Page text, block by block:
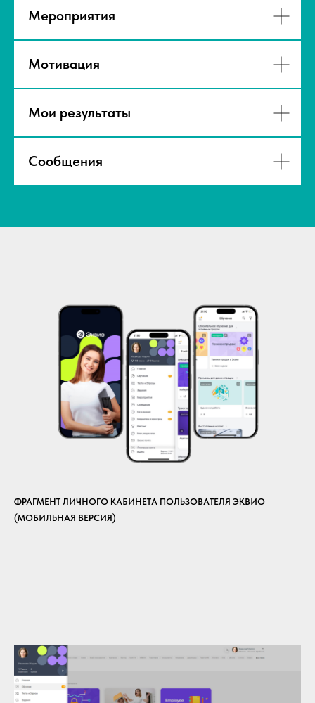
Мероприятия
Мотивация
Мои результаты
Сообщения
ФРАГМЕНТ ЛИЧНОГО КАБИНЕТА ПОЛЬЗОВАТЕЛЯ ЭКВИО
(МОБИЛЬНАЯ ВЕРСИЯ)